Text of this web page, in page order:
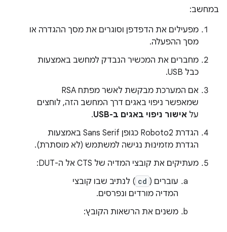
במחשב:
מפעילים את הדפדפן וסוגרים את מסך ההגדרה או
מסך ההפעלה.
מחברים את המכשיר הנבדק למחשב באמצעות
כבל USB.
אם המערכת מבקשת לאשר מפתח RSA
שמאפשר ניפוי באגים דרך המחשב הזה, לוחצים
על אישור ניפוי באגים ב-USB
.
הגדרת Roboto2 כגופן Sans Serif באמצעות
הגדרת מזמינוּת נגישה למשתמש (לא מוסתרת).
מעתיקים את קובצי המדיה של CTS אל ה-DUT:
עוברים ( cd ) לנתיב שבו קובצי
המדיה מורדים ונפרסים.
משנים את הרשאות הקובץ: